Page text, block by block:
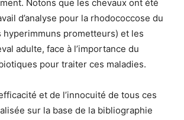
Notons que les chevaux ont été
d’analyse pour la rhodococcose du
hyperimmuns prometteurs) et les
adulte, face à l’importance du
pour traiter ces maladies.
et de l’innocuité de tous ces
sur la base de la bibliographie